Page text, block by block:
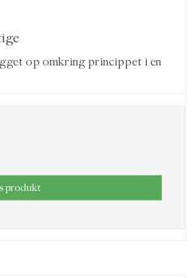
op omkring princippet i en
produkt